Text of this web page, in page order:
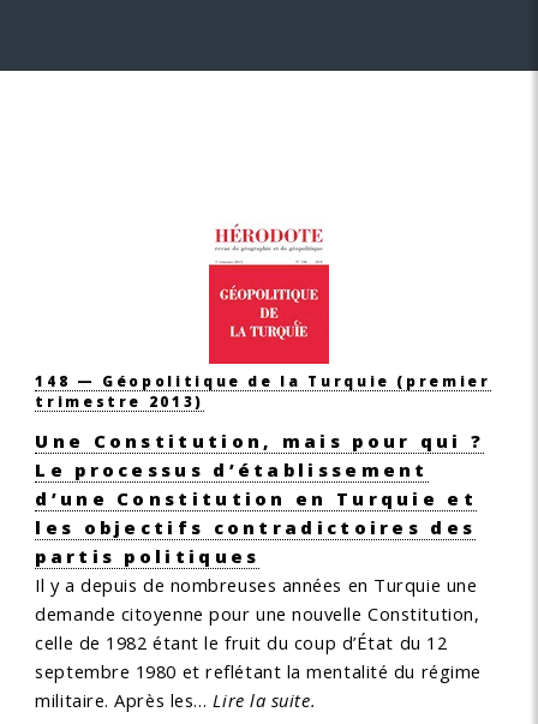
148 — Géopolitique de la Turquie (premier
trimestre 2013)
Une Constitution, mais pour qui ?
Le processus d’établissement
d’une Constitution en Turquie et
les objectifs contradictoires des
partis politiques
Il y a depuis de nombreuses années en Turquie une
demande citoyenne pour une nouvelle Constitution,
celle de 1982 étant le fruit du coup d’État du 12
septembre 1980 et reflétant la mentalité du régime
militaire. Après les…Lire la suite.